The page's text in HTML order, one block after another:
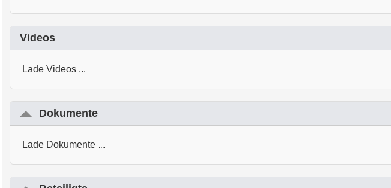
Videos
Lade Videos ...
Dokumente
Lade Dokumente ...